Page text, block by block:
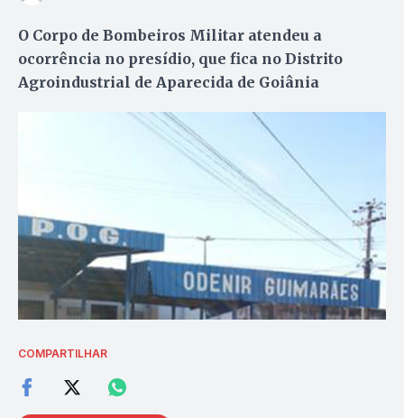
O Corpo de Bombeiros Militar atendeu a
ocorrência no presídio, que fica no Distrito
Agroindustrial de Aparecida de Goiânia
COMPARTILHAR